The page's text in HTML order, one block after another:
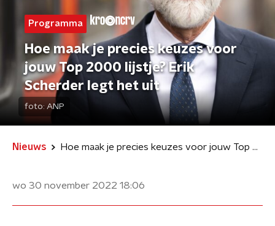
Programma
Hoe maak je precies keuzes voor
jouw Top 2000 lijstje? Erik
Scherder legt het uit
foto: ANP
Nieuws Hoe maak je precies keuzes voor jouw Top 2000 lijstje? Erik Scherder legt het uit
wo 30 november 2022 18:06